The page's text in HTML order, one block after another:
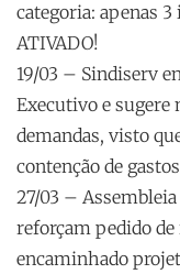
categoria: apenas 3
ATIVADO!
19/03 – Sindiserv
Executivo e sugere
demandas, visto
contenção de
27/03 –
reforçam pedido de
encaminhado